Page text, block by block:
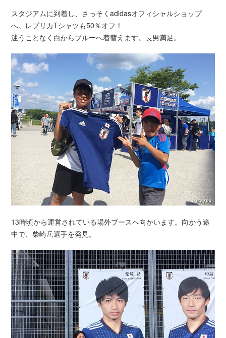
スタジアムに到着し、さっそくadidasオフィシャルショップ
へ。レプリカTシャツも50％オフ！
迷うことなく白からブルーへ着替えます。長男満足。
13時頃から運営されている場外ブースへ向かいます。向かう途
中で、柴崎岳選手を発見。